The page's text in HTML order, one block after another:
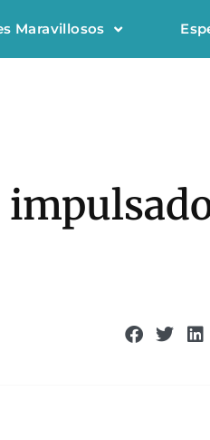
Maravillosos